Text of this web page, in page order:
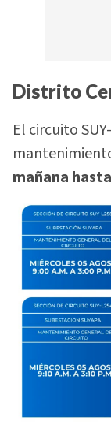
Distrito
El circuito
mañana